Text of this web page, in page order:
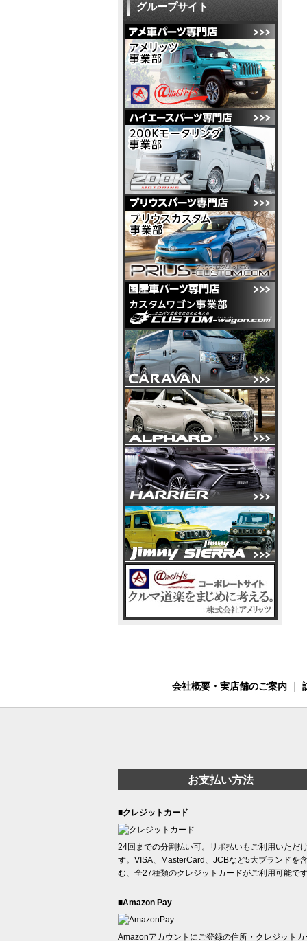
グループサイト
会社概要・実店舗のご案内
お支払い方法
■クレジットカード
24回までの分割払い可。リボ払いもご利用いただ
す。VISA、MasterCard、JCBなど5大ブランドを含
む、全27種類のクレジットカードがご利用可能で
■Amazon Pay
Amazonアカウントにご登録の住所・クレジットカ